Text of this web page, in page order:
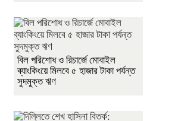
বিল পরিশোধ ও রিচার্জে মোবাইল
ব্যাংকিংয়ে মিলবে ৫ হাজার টাকা পর্যন্ত
সুদমুক্ত ঋণ